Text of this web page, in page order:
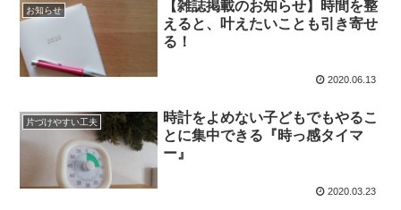
お知らせ
【雑誌掲載のお知らせ】時間を整
えると、叶えたいことも引き寄せ
る！
2020.06.13
片づけやすい工夫
時計をよめない子どもでもやるこ
とに集中できる『時っ感タイマ
ー』
2020.03.23